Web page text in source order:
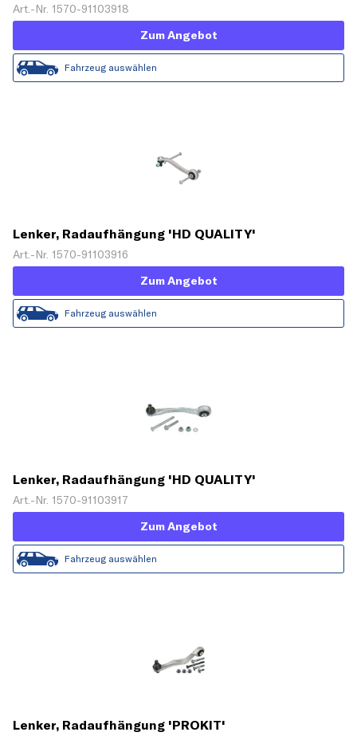
Art.-Nr. 1570-91103918
Zum Angebot
Fahrzeug auswählen
Lenker, Radaufhängung 'HD QUALITY'
Art.-Nr. 1570-91103916
Zum Angebot
Fahrzeug auswählen
Lenker, Radaufhängung 'HD QUALITY'
Art.-Nr. 1570-91103917
Zum Angebot
Fahrzeug auswählen
Lenker, Radaufhängung 'PROKIT'